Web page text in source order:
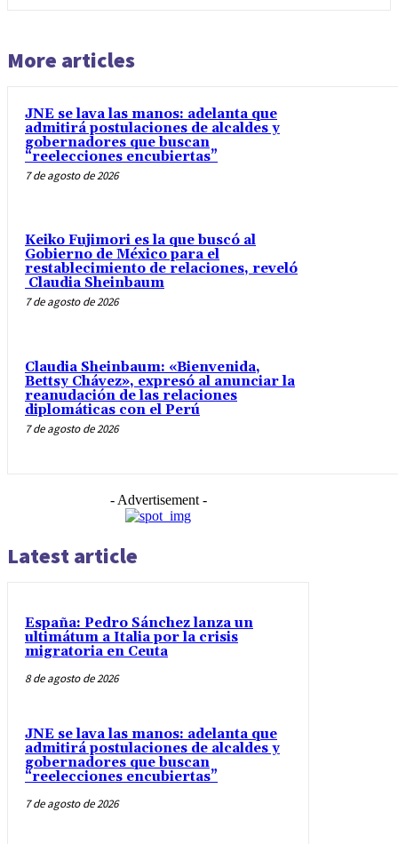
More articles
JNE se lava las manos: adelanta que
admitirá postulaciones de alcaldes y
gobernadores que buscan
“reelecciones encubiertas”
7 de agosto de 2026
Keiko Fujimori es la que buscó al
Gobierno de México para el
restablecimiento de relaciones, reveló
Claudia Sheinbaum
7 de agosto de 2026
Claudia Sheinbaum: «Bienvenida,
Bettsy Chávez», expresó al anunciar la
reanudación de las relaciones
diplomáticas con el Perú
7 de agosto de 2026
- Advertisement -
Latest article
España: Pedro Sánchez lanza un
ultimátum a Italia por la crisis
migratoria en Ceuta
8 de agosto de 2026
JNE se lava las manos: adelanta que
admitirá postulaciones de alcaldes y
gobernadores que buscan
“reelecciones encubiertas”
7 de agosto de 2026